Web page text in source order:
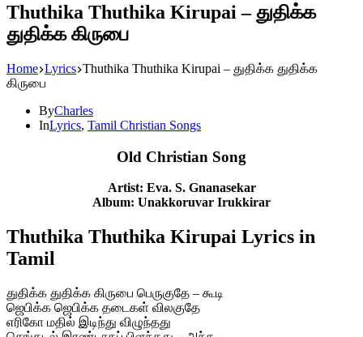
Thuthika Thuthika Kirupai – துதிக்க
துதிக்க கிருபை
Home Lyrics Thuthika Thuthika Kirupai – துதிக்க துதிக்க
கிருபை
ByCharles
InLyrics, Tamil Christian Songs
Old Christian Song
Artist: Eva. S. Gnanasekar
Album: Unakkoruvar Irukkirar
Thuthika Thuthika Kirupai Lyrics in
Tamil
துதிக்க துதிக்க கிருபை பெருகுதே – கூடி
ஜெபிக்க ஜெபிக்க தடைகள் விலகுதே
எரிகோ மதில் இடிந்து விழுந்தது